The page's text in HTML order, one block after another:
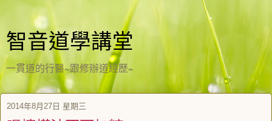
智音道學講堂
一貫道的行醫~跟修辦道經歷~
2014年8月27日 星期三